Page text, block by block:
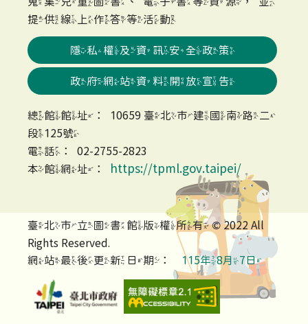
提供線上作答等活動
隱私權及資訊安全政策
政府網站資料開放宣告
總館館址：10659 臺北市建國南路二
段125號
電話：02-2755-2823
本館網址：
https://tpml.gov.taipei/
臺北市立圖書館版權所有 © 2022 All
Rights Reserved.
網站最後更新日期：
115年8月7日